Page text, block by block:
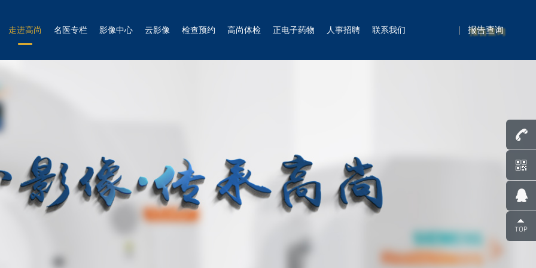
|报告查询
走进高尚 名医专栏 影像中心 云影像 检查预约 高尚体检 正电子药物 人事招聘 联系我们